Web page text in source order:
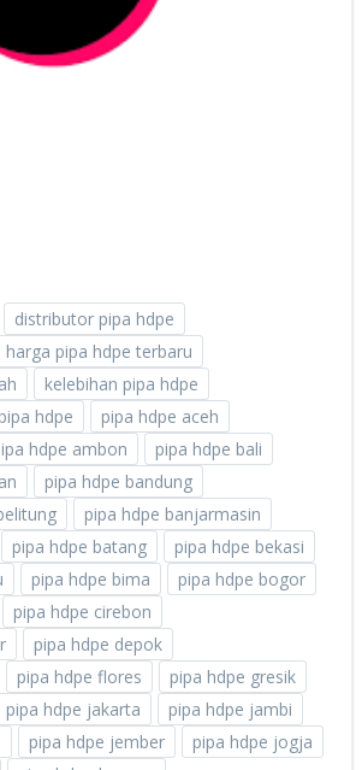
distributor pipa hdpe
harga pipa hdpe terbaru
kelebihan pipa hdpe
pipa hdpe
pipa hdpe aceh
hdpe ambon
pipa hdpe bali
pipa hdpe bandung
pipa hdpe banjarmasin
pipa hdpe batang
pipa hdpe bekasi
pipa hdpe bima
pipa hdpe bogor
pipa hdpe cirebon
pipa hdpe depok
pipa hdpe flores
pipa hdpe gresik
pipa hdpe jakarta
pipa hdpe jambi
pipa hdpe jember
pipa hdpe jogja